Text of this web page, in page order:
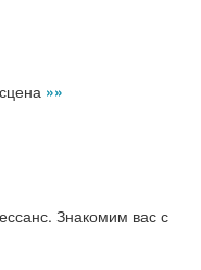
»»
Знакомим вас с